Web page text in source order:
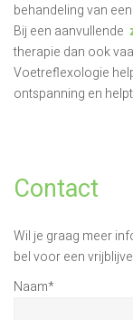
behandeling van
Bij een aanvullende
therapie dan ook
Voetreflexologie
ontspanning en
Contact
Wil je graag meer
bel voor een
Naam*